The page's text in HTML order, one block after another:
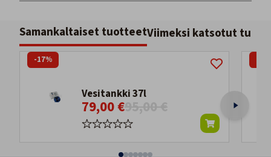
Samankaltaiset tuotteetViimeksi katsotut
Vesitankki 37l
79,00 €95,00 €
-17%